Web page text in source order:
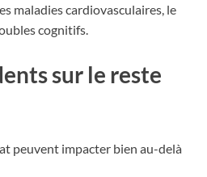
maladies cardiovasculaires, le
cognitifs.
sur le reste
peuvent impacter bien au-delà